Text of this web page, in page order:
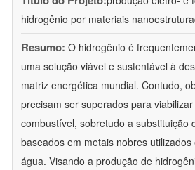
hidrogênio por materiais
Resumo: O hidrogênio é
uma solução viável e sustentável à
matriz energética mundial. Contudo,
precisam ser superados para
combustível, sobretudo a substituição
baseados em metais nobres
água. Visando a produção de